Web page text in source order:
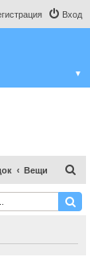
Вход
▼
Вещи
и
к